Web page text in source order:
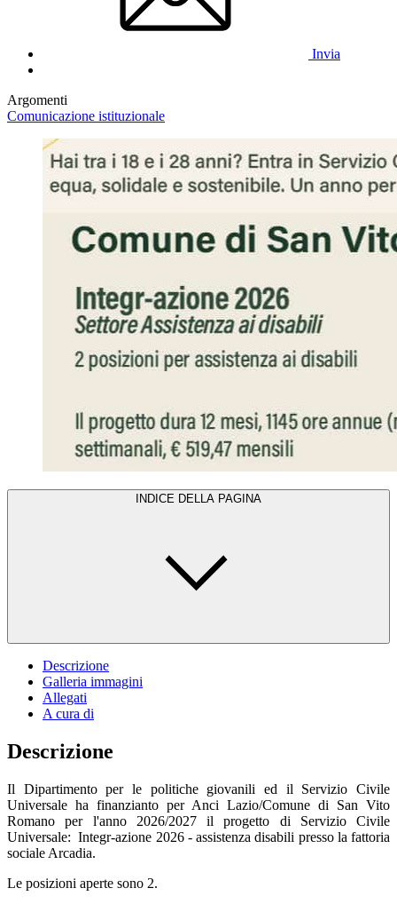
Invia
Argomenti
Comunicazione istituzionale
INDICE DELLA PAGINA
Descrizione
Galleria immagini
Allegati
A cura di
Descrizione
Il Dipartimento per le politiche giovanili ed il Servizio Civile
Universale ha finanzianto per Anci Lazio/Comune di San Vito
Romano per l'anno 2026/2027 il progetto di Servizio Civile
Universale: Integr-azione 2026 - assistenza disabili presso la fattoria
sociale Arcadia.
Le posizioni aperte sono 2.